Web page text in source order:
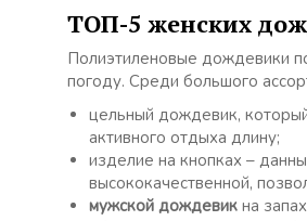
ТОП-5 женских
Полиэтиленовые дождевики
погоду. Среди большого
цельный дождевик,
активного отдыха длину;
изделие на кнопках –
высококачественной,
мужской дождевик на